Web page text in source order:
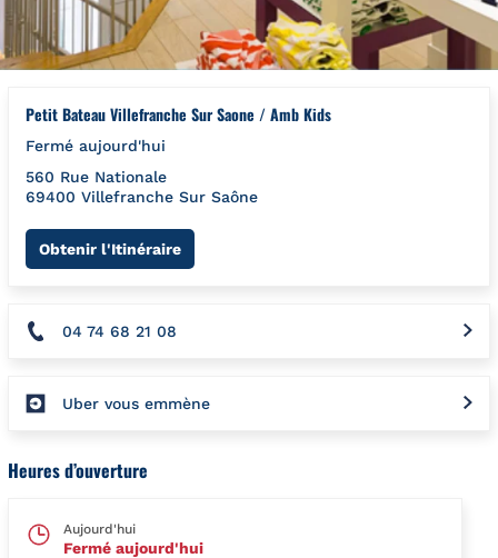
Petit Bateau Villefranche Sur Saone / Amb Kids
Fermé aujourd'hui
560 Rue Nationale
69400 Villefranche Sur Saône
Obtenir l'ItinéraireLink Opens in New Tab
04 74 68 21 08
Uber vous emmène
Heures d’ouverture
Aujourd'hui
Fermé aujourd'hui